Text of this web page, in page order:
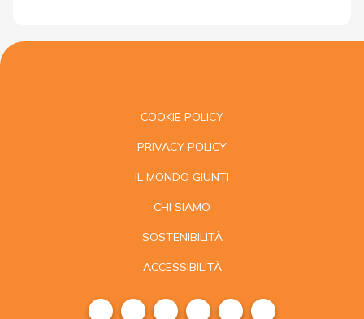
COOKIE POLICY
PRIVACY POLICY
IL MONDO GIUNTI
CHI SIAMO
SOSTENIBILITÀ
ACCESSIBILITÀ